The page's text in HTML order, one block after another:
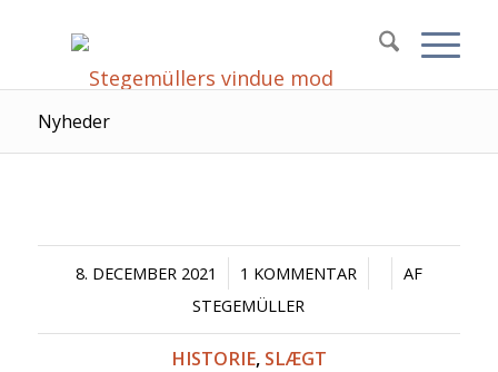
Nyheder
8. DECEMBER 2021
/ 1 KOMMENTAR
/ /
AF
STEGEMÜLLER
HISTORIE, SLÆGT